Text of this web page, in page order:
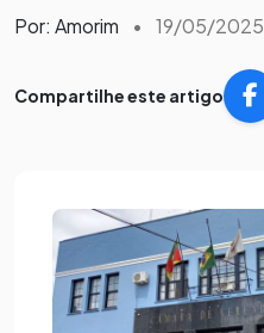
Por: Amorim • 19/05/2025
Compartilhe este artigo